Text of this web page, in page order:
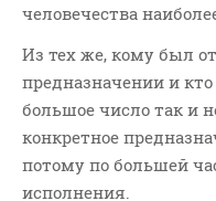
Семинар "Второе
Служителей
Служение
Цитата
человечества
Из тех же, кому был
предназначении и
большое число так и
конкретное
потому по большей
исполнения.